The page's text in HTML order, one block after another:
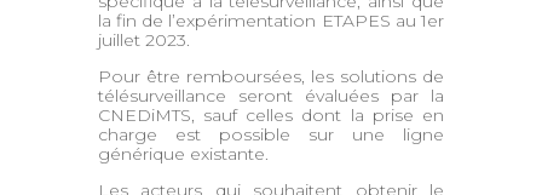
la fin de l’expérimentation ETAPES au 1er
juillet 2023.
Pour être remboursées, les solutions de
télésurveillance seront évaluées par la
CNEDiMTS, sauf celles dont la prise en
charge est possible sur une ligne
générique existante.